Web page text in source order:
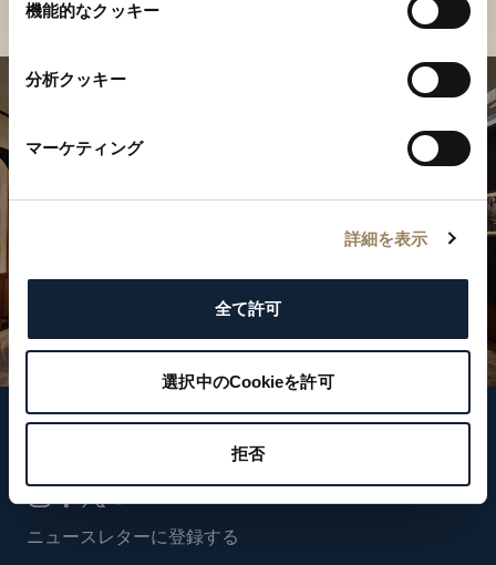
機能的なクッキー
分析クッキー
マーケティング
詳細を表示
全て許可
選択中のCookieを許可
拒否
ニュースレターに登録する